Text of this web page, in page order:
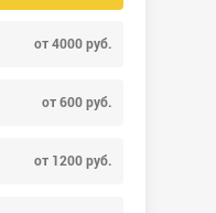
от 4000 руб.
от 600 руб.
от 1200 руб.